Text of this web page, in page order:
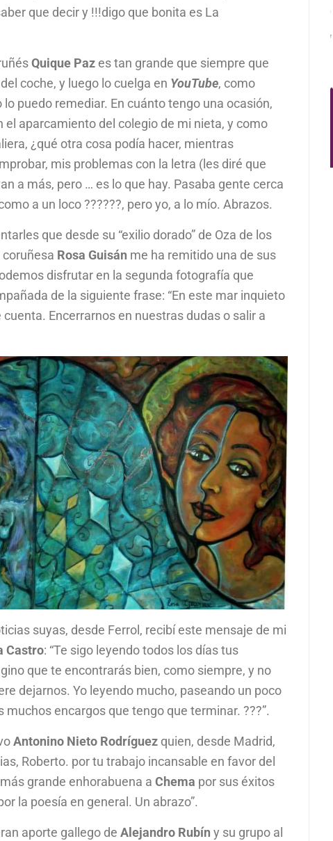
que decir y !!!digo que bonita es La
Quique Paz es tan grande que siempre que
coche, y luego lo cuelga en YouTube, como
puedo remediar. En cuánto tengo una ocasión,
el aparcamiento del colegio de mi nieta, y como
¿qué otra cosa podía hacer, mientras
mis problemas con la letra (les diré que
a más, pero … es lo que hay. Pasaba gente cerca
a un loco ??????, pero yo, a lo mío. Abrazos.
que desde su “exilio dorado” de Oza de los
Rosa Guisán me ha remitido una de sus
disfrutar en la segunda fotografía que
de la siguiente frase: “En este mar inquieto
Encerrarnos en nuestras dudas o salir a
suyas, desde Ferrol, recibí este mensaje de mi
Castro: “Te sigo leyendo todos los días tus
que te encontrarás bien, como siempre, y no
dejarnos. Yo leyendo mucho, paseando un poco
encargos que tengo que terminar. ???”.
Antonino Nieto Rodríguez quien, desde Madrid,
Roberto. por tu trabajo incansable en favor del
grande enhorabuena a Chema por sus éxitos
la poesía en general. Un abrazo”.
aporte gallego de Alejandro Rubín y su grupo al